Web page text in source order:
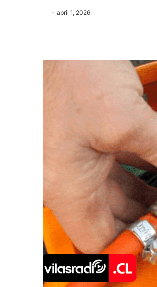
abril 1, 2026